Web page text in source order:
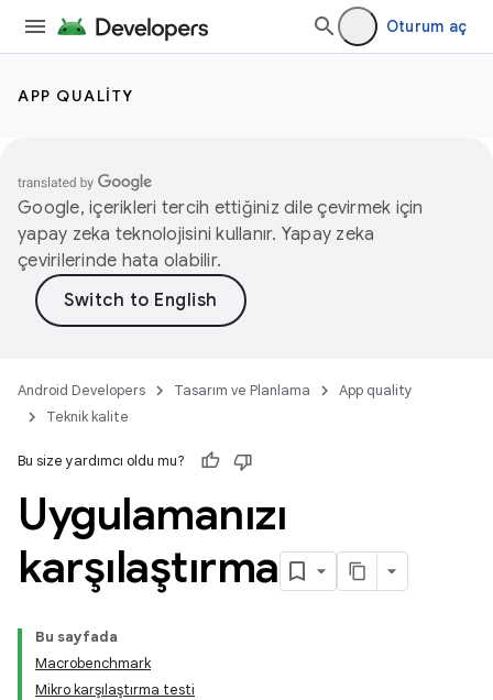
Oturum aç
APP QUALITY
Google, içerikleri tercih ettiğiniz dile çevirmek için
yapay zeka teknolojisini kullanır. Yapay zeka
çevirilerinde hata olabilir.
Android Developers Tasarım ve Planlama
App quality
Teknik kalite
Bu size yardımcı oldu mu?
Uygulamanızı
karşılaştırma
Bu sayfada
Macrobenchmark
Mikro karşılaştırma testi